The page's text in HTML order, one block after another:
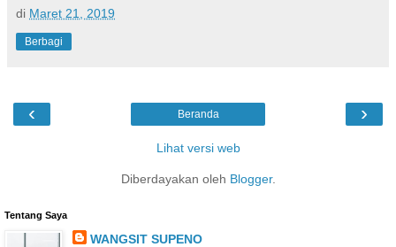
di Maret 21, 2019
Berbagi
‹ ›
Beranda
Lihat versi web
Diberdayakan oleh Blogger.
Tentang Saya
WANGSIT SUPENO